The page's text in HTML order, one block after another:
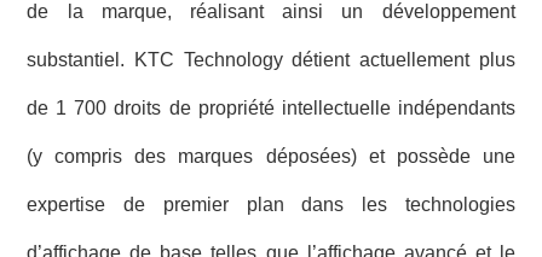
de la marque, réalisant ainsi un développement
substantiel. KTC Technology détient actuellement plus
de 1 700 droits de propriété intellectuelle indépendants
(y compris des marques déposées) et possède une
expertise de premier plan dans les technologies